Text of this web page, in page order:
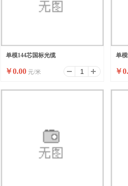
单模144芯国标光缆
￥0.00 元/米
单
￥